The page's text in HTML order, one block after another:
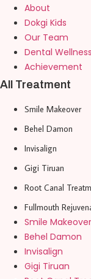
About
Dokgi Kids
Our Team
Dental
Achievement
All Treatment
Smile Makeover
Behel Damon
Invisalign
Gigi Tiruan
Root Canal
Fullmouth
Smile Makeover
Behel Damon
Invisalign
Gigi Tiruan